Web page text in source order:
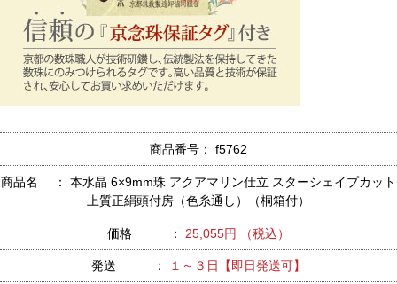
商品番号： f5762
商品名 ： 本水晶 6×9mm珠 アクアマリン仕立 スターシェイプカット
上質正絹頭付房（色糸通し）（桐箱付）
価格 ： 25,055円 （税込）
発送 ： １～３日【即日発送可】